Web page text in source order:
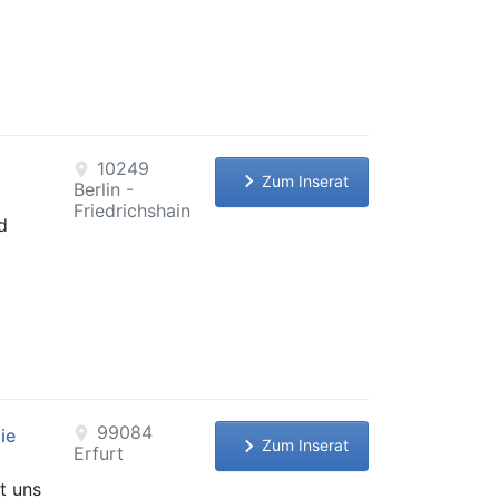
location_on 10249
Berlin -
Friedrichshain
keyboard_arrow_right Zum Inserat
uns
location_on 99084
Erfurt
keyboard_arrow_right Zum Inserat